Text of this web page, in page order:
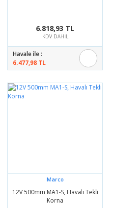
6.818,93 TL
KDV DAHİL
Havale ile :
6.477,98 TL
Marco
12V 500mm MA1-S, Havalı Tekli
Korna